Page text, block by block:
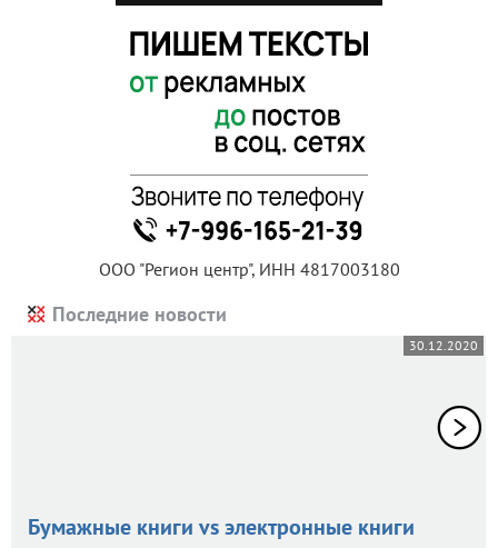
ООО "Регион центр", ИНН 4817003180
Последние новости
30.12.2020
Бумажные книги vs электронные книги